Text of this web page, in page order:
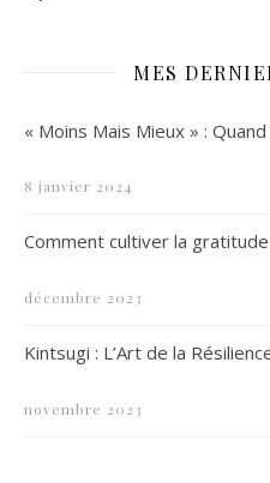
MES
« Moins Mais Mieux » :
8 janvier 2024
Comment cultiver la
décembre 2023
Kintsugi : L’Art de la
novembre 2023